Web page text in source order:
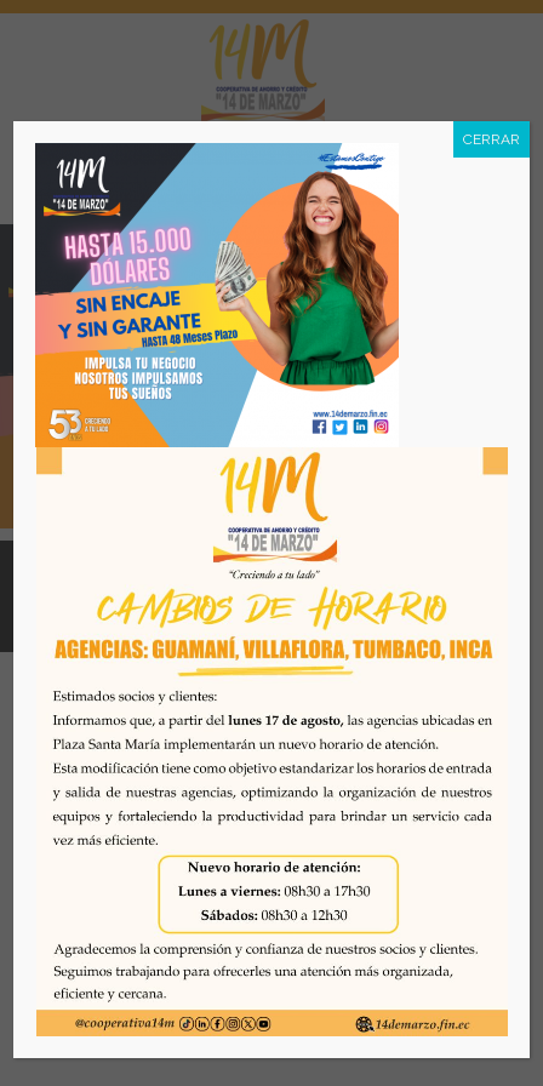
Menú
Todos los derechos reservados. Se prohibe el uso o
reproducción del mismo sin autorización. COAC 14 DE
MARZO, 2026. Quito - Ecuador
Desarrollado por
CERRAR